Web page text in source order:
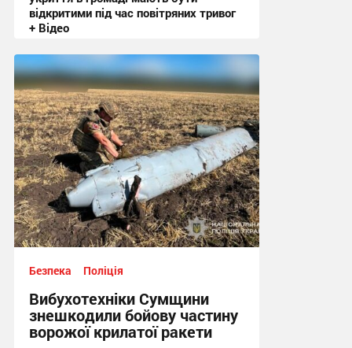
відкритими під час повітряних тривог
+ Відео
20:50, 3.08.2026
Безпека Поліція
Вибухотехніки Сумщини
знешкодили бойову частину
ворожої крилатої ракети